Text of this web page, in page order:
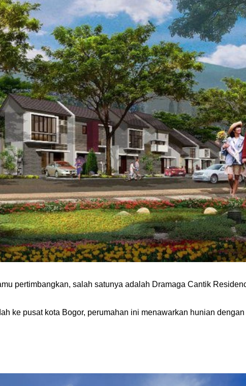
pertimbangkan, salah satunya adalah Dramaga Cantik
ke pusat kota Bogor, perumahan ini menawarkan hunian